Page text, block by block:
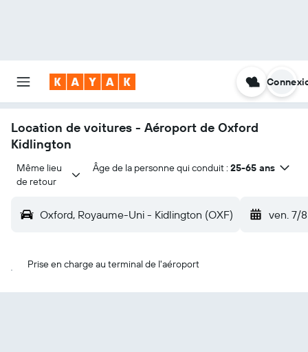
Location de voitures - Aéroport de Oxford
Kidlington
Même lieu
de retour
Âge de la personne qui conduit : 25-65 ans
Oxford, Royaume-Uni - Kidlington (OXF) ven. 7/8
Prise en charge au terminal de l'aéroport